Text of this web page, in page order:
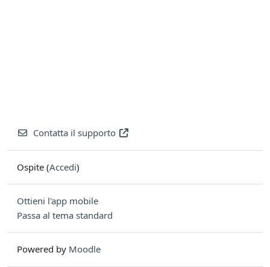
Contatta il supporto
Ospite (Accedi)
Ottieni l'app mobile
Passa al tema standard
Powered by Moodle